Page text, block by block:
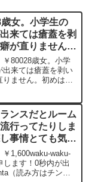
歳女。小学生の
来ては瘡蓋を剥
が直りません。
しょうか。ー
き 20240314
80028歳女。小学
出来ては瘡蓋を剥い
ません。初めは顔
麗にしたいという思
う思うほど逆に気に
ます。どうすれば直
：知らなくてもク
ン。CH'TI
ら 2024/03/14
watch?
ンスだとルーム
行ってたりしま
事情とても気に
ろゆき切り抜
1,600waku-waku-
します！0秒内が出
（読み方はチン